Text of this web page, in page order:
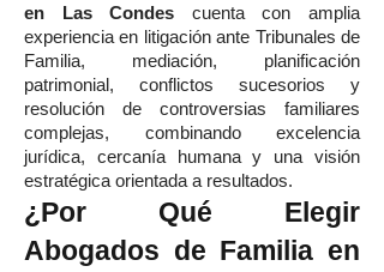
en Las Condes cuenta con amplia
experiencia en litigación ante Tribunales de
Familia, mediación, planificación
patrimonial, conflictos sucesorios y
resolución de controversias familiares
complejas, combinando excelencia
jurídica, cercanía humana y una visión
estratégica orientada a resultados.
¿Por Qué Elegir
Abogados de Familia en